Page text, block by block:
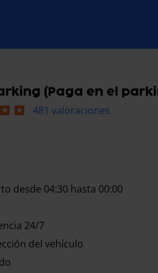
principal
(Paga en el
481 valoraciones
desde 04:30 hasta 00:00
24/7
del vehículo